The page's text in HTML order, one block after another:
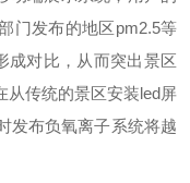
门发布的地区pm2.5等
成对比，从而突出景区
从传统的景区安装led屏
发布负氧离子系统将越